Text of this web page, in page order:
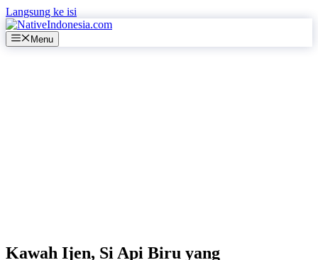
Langsung ke isi
Menu
Kawah Ijen, Si Api Biru yang